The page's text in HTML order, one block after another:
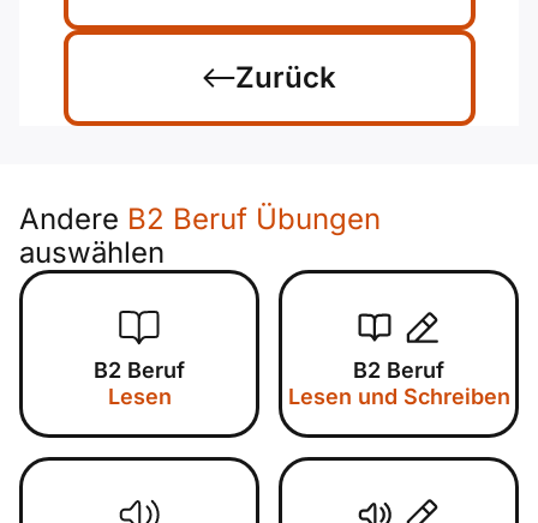
Zurück
Andere B2 Beruf Übungen
auswählen
B2 Beruf
Lesen
B2 Beruf
Lesen und Schreiben